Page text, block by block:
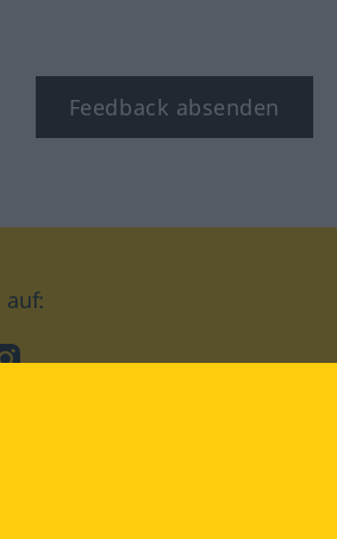
Feedback absenden
auf:
Instagram